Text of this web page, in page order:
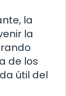
la
la
de los
útil del